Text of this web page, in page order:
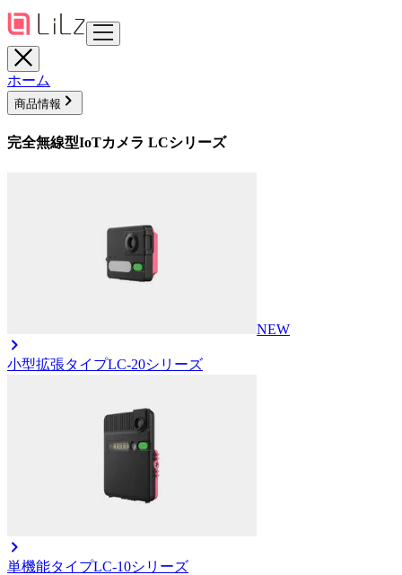
ホーム
商品情報
完全無線型IoTカメラ LCシリーズ
NEW
小型拡張タイプLC-20シリーズ
単機能タイプLC-10シリーズ